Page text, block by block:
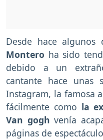
Desde hace
Montero ha sido
debido a un
cantante hace unas
Instagram, la famosa
fácilmente como la
Van gogh venía
páginas de